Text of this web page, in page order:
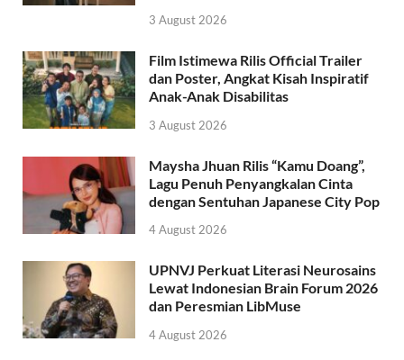
3 August 2026
Film Istimewa Rilis Official Trailer
dan Poster, Angkat Kisah Inspiratif
Anak-Anak Disabilitas
3 August 2026
Maysha Jhuan Rilis “Kamu Doang”,
Lagu Penuh Penyangkalan Cinta
dengan Sentuhan Japanese City Pop
4 August 2026
UPNVJ Perkuat Literasi Neurosains
Lewat Indonesian Brain Forum 2026
dan Peresmian LibMuse
4 August 2026